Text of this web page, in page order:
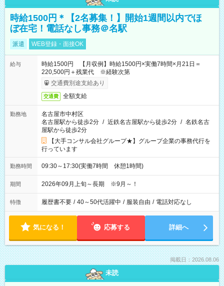
時給1500円＊【2名募集！】開始1週間以内でほ
ぼ在宅！電話なし事務＠名駅
派遣 WEB登録・面接OK
給与
時給1500円 【月収例】時給1500円×実働7時間×月21日＝
220,500円＋残業代 ※経験次第
交通費別途支給あり
交通費 全額支給
勤務地
名古屋市中村区
名古屋駅から徒歩2分 / 近鉄名古屋駅から徒歩2分 / 名鉄名古
屋駅から徒歩2分
【大手コンサル会社グループ★】グループ企業の事務代行を
行っています
勤務時間 09:30～17:30(実働7時間 休憩1時間)
期間 2026年09月上旬～長期 ※9月～！
特徴 履歴書不要 / 40～50代活躍中 / 服装自由 / 電話対応なし
気になる！ 応募する 詳細へ
掲載日：2026.08.06
未読